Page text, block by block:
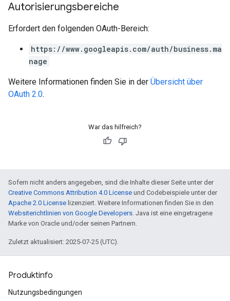
Autorisierungsbereiche
Erfordert den folgenden OAuth-Bereich:
https://www.googleapis.com/auth/business.ma
nage
Weitere Informationen finden Sie in der Übersicht über
OAuth 2.0.
War das hilfreich?
Sofern nicht anders angegeben, sind die Inhalte dieser Seite unter der
Creative Commons Attribution 4.0 License und Codebeispiele unter der
Apache 2.0 License lizenziert. Weitere Informationen finden Sie in den
Websiterichtlinien von Google Developers. Java ist eine eingetragene
Marke von Oracle und/oder seinen Partnern.
Zuletzt aktualisiert: 2025-07-25 (UTC).
Produktinfo
Nutzungsbedingungen